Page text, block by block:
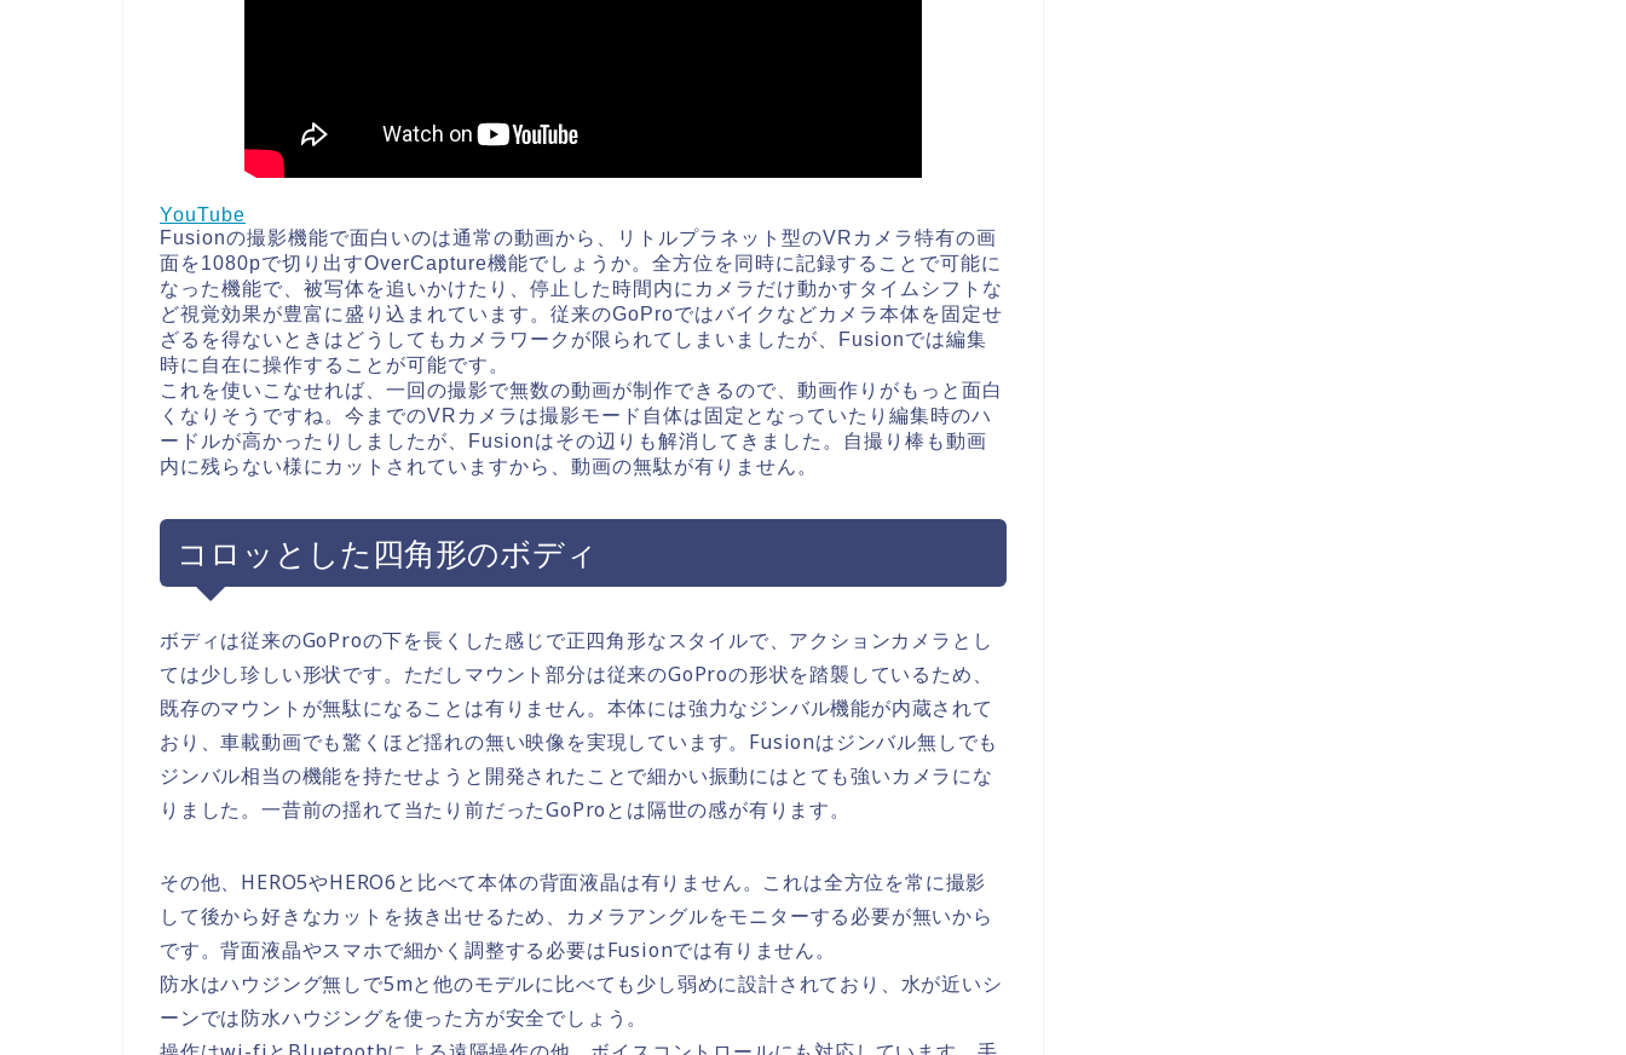
YouTube
Fusionの撮影機能で面白いのは通常の動画から、リトルプラネット型のVRカメラ特有の画
面を1080pで切り出すOverCapture機能でしょうか。全方位を同時に記録することで可能に
なった機能で、被写体を追いかけたり、停止した時間内にカメラだけ動かすタイムシフトな
ど視覚効果が豊富に盛り込まれています。従来のGoProではバイクなどカメラ本体を固定せ
ざるを得ないときはどうしてもカメラワークが限られてしまいましたが、Fusionでは編集
時に自在に操作することが可能です。
これを使いこなせれば、一回の撮影で無数の動画が制作できるので、動画作りがもっと面白
くなりそうですね。今までのVRカメラは撮影モード自体は固定となっていたり編集時のハ
ードルが高かったりしましたが、Fusionはその辺りも解消してきました。自撮り棒も動画
内に残らない様にカットされていますから、動画の無駄が有りません。
コロッとした四角形のボディ
ボディは従来のGoProの下を長くした感じで正四角形なスタイルで、アクションカメラとし
ては少し珍しい形状です。ただしマウント部分は従来のGoProの形状を踏襲しているため、
既存のマウントが無駄になることは有りません。本体には強力なジンバル機能が内蔵されて
おり、車載動画でも驚くほど揺れの無い映像を実現しています。Fusionはジンバル無しでも
ジンバル相当の機能を持たせようと開発されたことで細かい振動にはとても強いカメラにな
りました。一昔前の揺れて当たり前だったGoProとは隔世の感が有ります。
その他、HERO5やHERO6と比べて本体の背面液晶は有りません。これは全方位を常に撮影
して後から好きなカットを抜き出せるため、カメラアングルをモニターする必要が無いから
です。背面液晶やスマホで細かく調整する必要はFusionでは有りません。
防水はハウジング無しで5mと他のモデルに比べても少し弱めに設計されており、水が近いシ
ーンでは防水ハウジングを使った方が安全でしょう。